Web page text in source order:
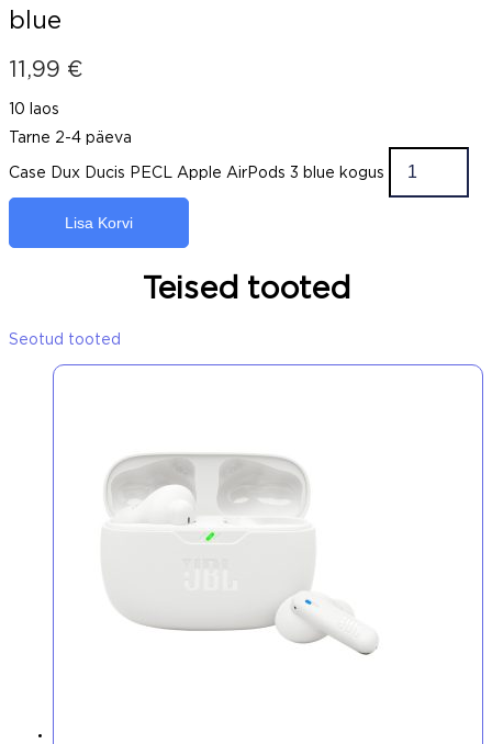
blue
11,99 €
10 laos
Tarne 2-4 päeva
Case Dux Ducis PECL Apple AirPods 3 blue kogus
Lisa Korvi
Teised tooted
Seotud tooted